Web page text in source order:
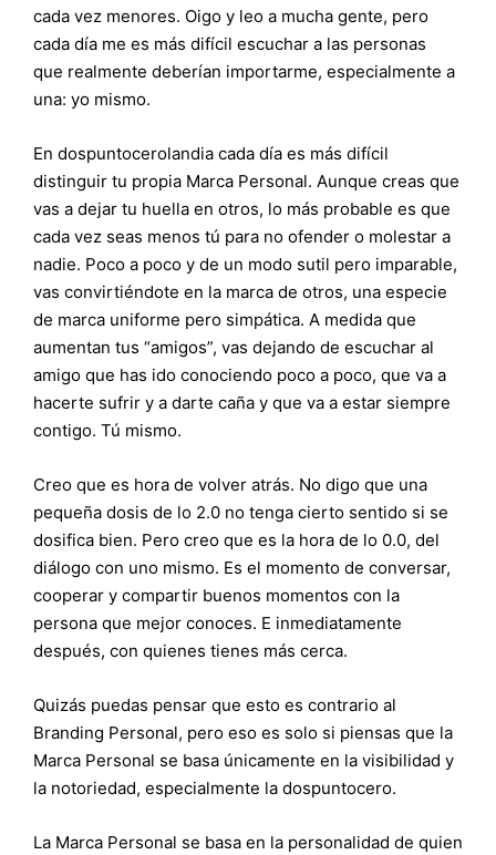
cada vez menores. Oigo y leo a mucha gente, pero
cada día me es más difícil escuchar a las personas
que realmente deberían importarme, especialmente a
una: yo mismo.
En dospuntocerolandia cada día es más difícil
distinguir tu propia Marca Personal. Aunque creas que
vas a dejar tu huella en otros, lo más probable es que
cada vez seas menos tú para no ofender o molestar a
nadie. Poco a poco y de un modo sutil pero imparable,
vas convirtiéndote en la marca de otros, una especie
de marca uniforme pero simpática. A medida que
aumentan tus “amigos”, vas dejando de escuchar al
amigo que has ido conociendo poco a poco, que va a
hacerte sufrir y a darte caña y que va a estar siempre
contigo. Tú mismo.
Creo que es hora de volver atrás. No digo que una
pequeña dosis de lo 2.0 no tenga cierto sentido si se
dosifica bien. Pero creo que es la hora de lo 0.0, del
diálogo con uno mismo. Es el momento de conversar,
cooperar y compartir buenos momentos con la
persona que mejor conoces. E inmediatamente
después, con quienes tienes más cerca.
Quizás puedas pensar que esto es contrario al
Branding Personal, pero eso es solo si piensas que la
Marca Personal se basa únicamente en la visibilidad y
la notoriedad, especialmente la dospuntocero.
La Marca Personal se basa en la personalidad de quien